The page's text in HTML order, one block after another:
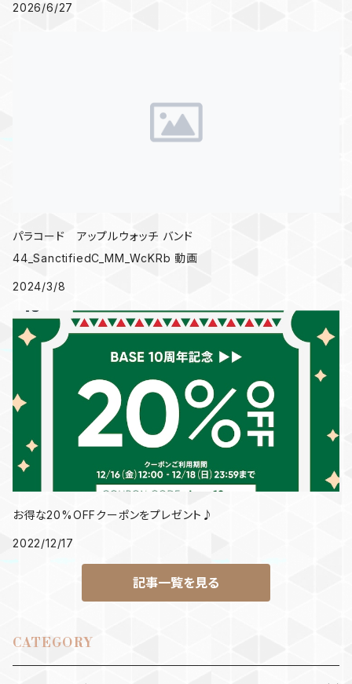
2026/6/27
パラコード アップルウォッチ バンド
44_SanctifiedC_MM_WcKRb 動画
2024/3/8
お得な20%OFFクーポンをプレゼント♪
2022/12/17
記事一覧を見る
CATEGORY